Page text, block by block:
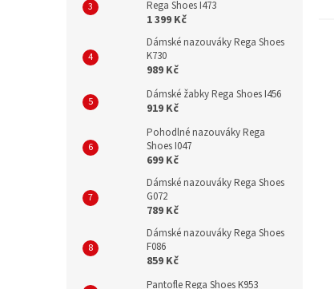
Rega Shoes I473
1 399 Kč
Dámské nazouváky Rega Shoes
K730
989 Kč
Dámské žabky Rega Shoes I456
919 Kč
Pohodlné nazouváky Rega
Shoes I047
699 Kč
Dámské nazouváky Rega Shoes
G072
789 Kč
Dámské nazouváky Rega Shoes
F086
859 Kč
Pantofle Rega Shoes K953